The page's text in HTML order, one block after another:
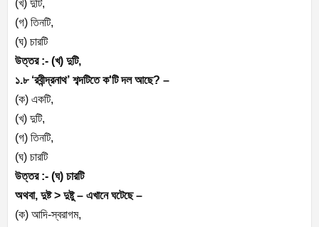
(খ) দুটি,
(গ) তিনটি,
(ঘ) চারটি
উত্তর :- (খ) দুটি,
১.৮ ‘রবীন্দ্রনাথ’ শব্দটিতে ক'টি দল আছে? –
(ক) একটি,
(খ) দুটি,
(গ) তিনটি,
(ঘ) চারটি
উত্তর :- (ঘ) চারটি
অথবা, দুষ্ট > দুষ্টু – এখানে ঘটেছে –
(ক) আদি-স্বরাগম,